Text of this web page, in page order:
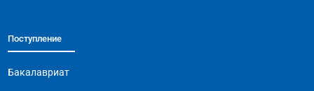
Поступление
Бакалавриат